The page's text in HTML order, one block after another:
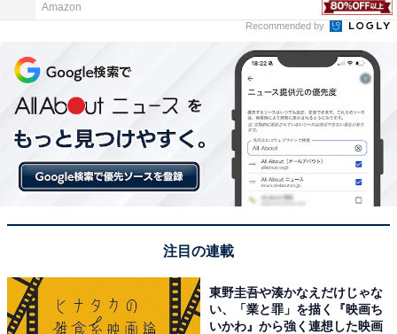
ですし、楽しみだから」（40代男性／東京都）などの声
※回答コメントは原文ママです
この記事の筆者：くま なかこ プロフィール
編集プロダクション出身のフリーランスエディター。編
集・執筆・校閲・SNS運用担当として月間50本以上のコ
ンテンツ制作に携わっています。得意なジャンルはライ
次ページ
15位までの全ランキング結果を見
る
Amazon
Recommended by
注目の連載
東野圭吾や湊かなえだけじゃな
い、「業と罪」を描く『映画ち
いかわ』から強く連想した映画